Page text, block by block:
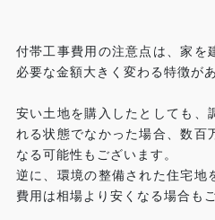
付帯工事費用の注意点は、家を
必要な金額大きく変わる特徴が
安い土地を購入したとしても、
れる状態でなかった場合、数百
なる可能性もございます。
逆に、環境の整備された住宅地
費用は相場より安くなる場合も